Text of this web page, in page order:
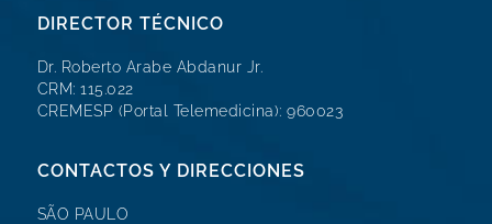
DIRECTOR TÉCNICO
Dr. Roberto Arabe Abdanur Jr.
CRM: 115.022
CREMESP (Portal Telemedicina): 960023
CONTACTOS Y DIRECCIONES
SÃO PAULO